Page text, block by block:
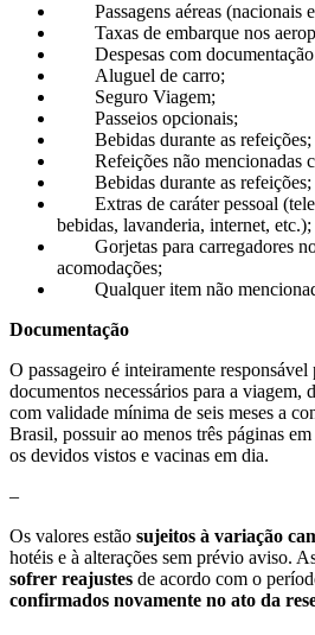
Passagens aéreas (nacionais
Taxas de embarque nos
Despesas com documentação
Aluguel de carro;
Seguro Viagem;
Passeios opcionais;
Bebidas durante as refeições;
Refeições não mencionadas
Bebidas durante as refeições;
Extras de caráter pessoal
bebidas, lavanderia, internet, etc.);
Gorjetas para carregadores
acomodações;
Qualquer item não
Documentação
O passageiro é inteiramente responsável
documentos necessários para a viagem,
com validade mínima de seis meses a
Brasil, possuir ao menos três páginas
os devidos vistos e vacinas em dia.
–
Os valores estão sujeitos à variação
hotéis e à alterações sem prévio aviso.
sofrer reajustes de acordo com o
confirmados novamente no ato da